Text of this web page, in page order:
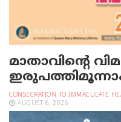
മാതാവിന്റെ
CONSECRATION TO IMMACULATE
AUGUST 6, 2026